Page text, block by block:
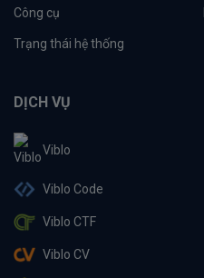
Công cụ
Trạng thái hệ thống
DỊCH VỤ
Viblo
Viblo Code
Viblo CTF
Viblo CV